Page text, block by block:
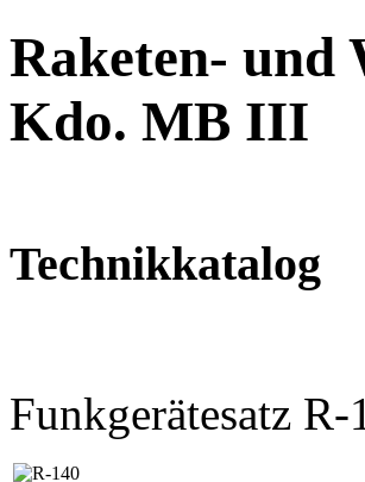
Raketen- und
Kdo. MB III
Technikkatalog
Funkgerätesatz R-